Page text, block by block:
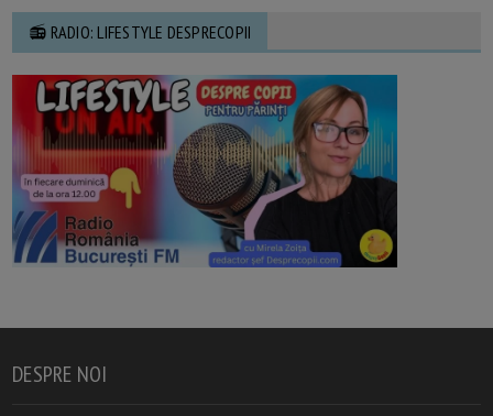
📻 RADIO: LIFESTYLE DESPRECOPII
DESPRE NOI